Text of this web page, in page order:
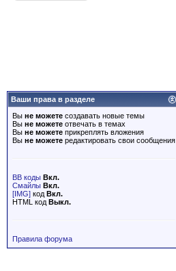
Ваши права в разделе
Вы не можете создавать новые темы
Вы не можете отвечать в темах
Вы не можете прикреплять вложения
Вы не можете редактировать свои сообщения
BB коды Вкл.
Смайлы Вкл.
[IMG] код Вкл.
HTML код Выкл.
Правила форума